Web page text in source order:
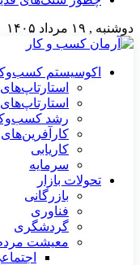
دوشنبه , ۱۹ مرداد ۱۴۰۵
اکوسیستم
استارتاپ‌های
رشد
کارآفرین‌های
کاریابی
سرمایه
تحولات بازار
بازرگانی
فناوری
گردشگری
معیشت